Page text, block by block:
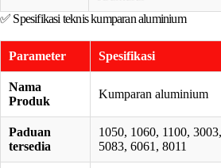
✅ Spesifikasi teknis kumparan aluminium
Parameter Spesifikasi
Nama
Produk
Kumparan aluminium
Paduan
tersedia
1050, 1060, 1100,
5083, 6061, 8011